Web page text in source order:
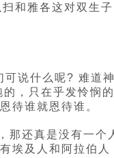
和雅各这对双生
说什么呢? 难道
，只在乎发怜悯
待谁就恩待谁。
那还真是没有一
埃及人和阿拉伯